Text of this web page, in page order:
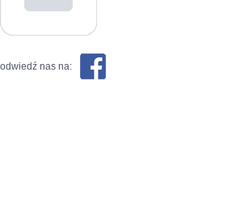
odwiedź nas na: